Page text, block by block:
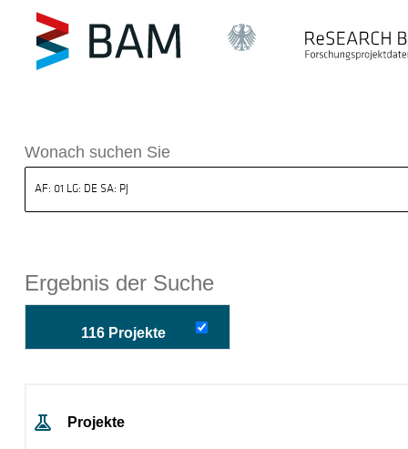
BAM
Wonach suchen Sie
Ergebnis der Suche
116 Projekte
Projekte